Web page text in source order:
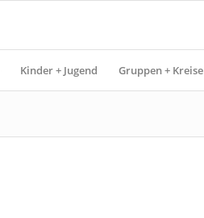
Kinder + Jugend Gruppen + Kreise